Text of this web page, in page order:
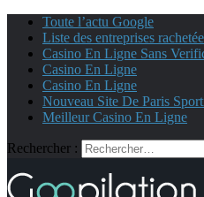
Toute l’actu Google
Liste des entreprises
Casino En Ligne Sans
Casino En Ligne
Casino En Ligne
Nouveau Site De Paris
Meilleur Casino En Ligne
Rechercher :